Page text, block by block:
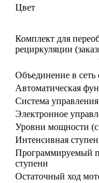
Цвет
Комплект для
рециркуляции
Объединение в сеть
Автоматическая
Система
Электронное
Уровни мощности
Интенсивная
Программируемый
ступени
Остаточный ход